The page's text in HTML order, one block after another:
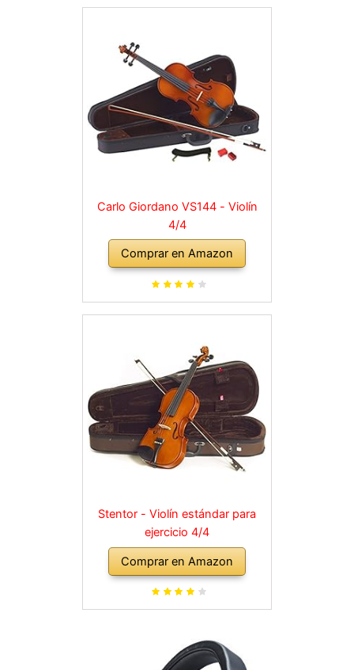
Carlo Giordano VS144 - Violín
4/4
Comprar en Amazon
Stentor - Violín estándar para
ejercicio 4/4
Comprar en Amazon